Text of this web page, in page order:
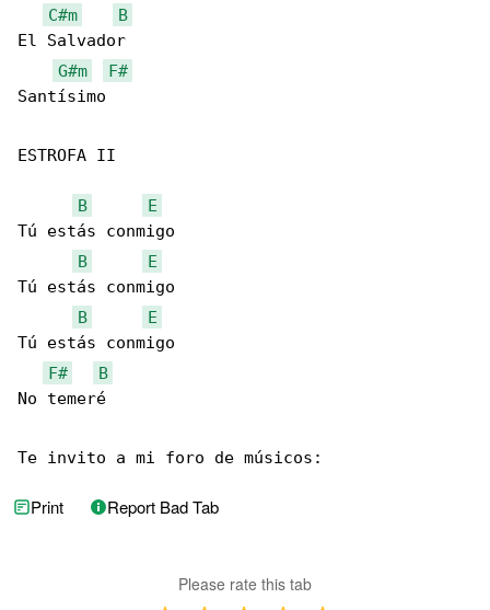
C#m
B
El Salvador
G#m
F#
Santísimo
ESTROFA II
B
E
Tú estás conmigo
B
E
Tú estás conmigo
B
E
Tú estás conmigo
F#
B
No temeré
Te invito a mi foro de músicos:
Print Report Bad Tab
Please rate this tab